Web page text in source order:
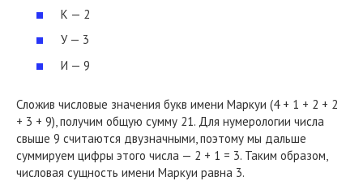
К — 2
У — 3
И — 9
Сложив числовые значения букв имени Маркуи (4 + 1 + 2 + 2
+ 3 + 9), получим общую сумму 21. Для нумерологии числа
свыше 9 считаются двузначными, поэтому мы дальше
суммируем цифры этого числа — 2 + 1 = 3. Таким образом,
числовая сущность имени Маркуи равна 3.